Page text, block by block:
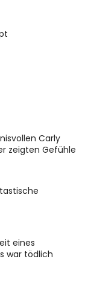
Carly
zeigten Gefühle
eines
war tödlich